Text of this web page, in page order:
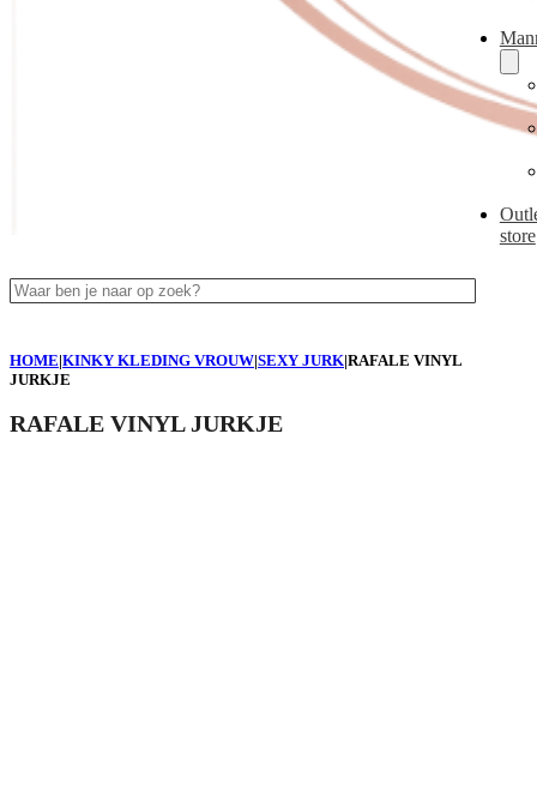
store
Zoeken
HOME|KINKY KLEDING VROUW|SEXY JURK|RAFALE VINYL
JURKJE
RAFALE VINYL JURKJE